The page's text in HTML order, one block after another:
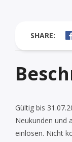
SHARE:
Gültig bis
Neukunden und
einlösen. Nicht